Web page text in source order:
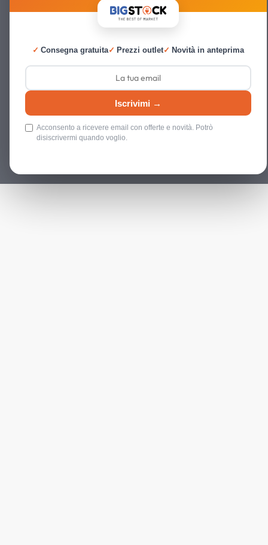
✓ Consegna gratuita✓ Prezzi outlet✓ Novità in anteprima
Iscrivimi →
Acconsento a ricevere email con offerte e novità. Potrò
disiscrivermi quando voglio.